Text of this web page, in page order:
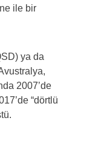
ile bir
ya da
2007’de
“dörtlü